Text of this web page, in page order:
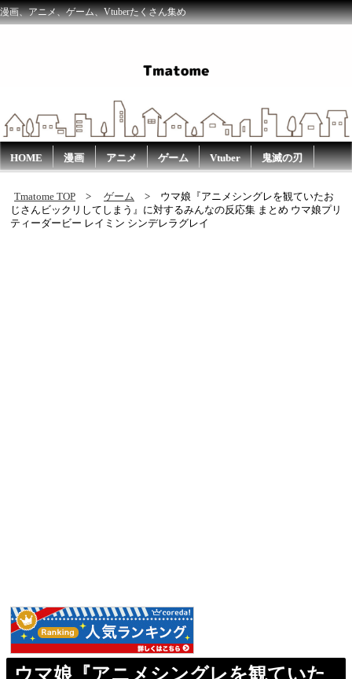
漫画、アニメ、ゲーム、Vtuberたくさん集め
HOME 漫画 アニメ ゲーム Vtuber 鬼滅の刃
Tmatome TOP ゲーム
ウマ娘『アニメシングレを観ていたお
じさんビックリしてしまう』に対するみんなの反応集 まとめ ウマ娘プリ
ティーダービー レイミン シンデレラグレイ
ウマ娘『アニメシングレを観ていた